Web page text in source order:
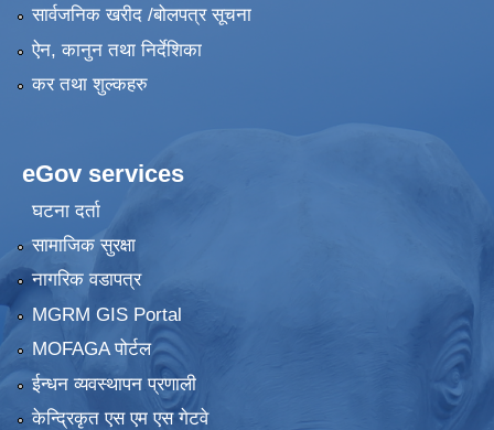
सार्वजनिक खरीद /बोलपत्र सूचना
ऐन, कानुन तथा निर्देशिका
कर तथा शुल्कहरु
eGov services
घटना दर्ता
सामाजिक सुरक्षा
नागरिक वडापत्र
MGRM GIS Portal
MOFAGA पोर्टल
ईन्धन व्यवस्थापन प्रणाली
केन्द्रिकृत एस एम एस गेटवे